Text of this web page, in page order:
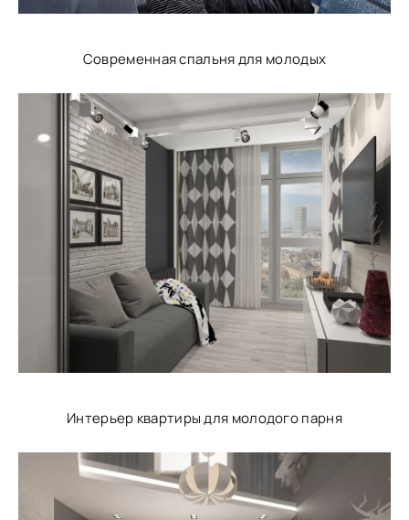
Современная спальня для молодых
Интерьер квартиры для молодого парня